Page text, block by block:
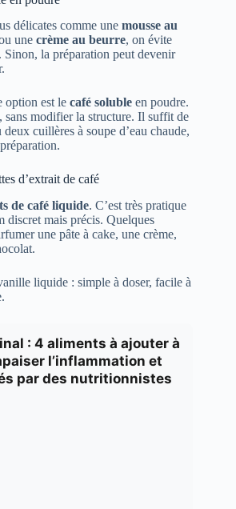
délicates comme une mousse au
une crème au beurre, on évite
Sinon, la préparation peut devenir
option est le café soluble en poudre.
sans modifier la structure. Il suffit de
cuillères à soupe d’eau chaude,
d’extrait de café
de café liquide. C’est très pratique
discret mais précis. Quelques
une pâte à cake, une crème,
liquide : simple à doser, facile à
: 4 aliments à ajouter à
l’inflammation et
par des nutritionnistes